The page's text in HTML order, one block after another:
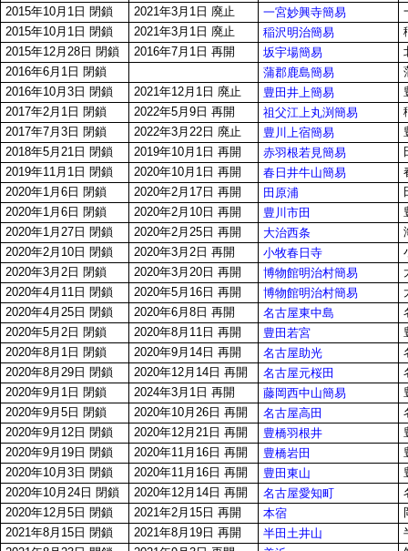
2015年10月1日 閉鎖
2021年3月1日 廃止 一宮妙興寺簡易
2015年10月1日 閉鎖
2021年3月1日 廃止 稲沢明治簡易
2015年12月28日 閉鎖
2016年7月1日 再開 坂宇場簡易
2016年6月1日 閉鎖
蒲郡鹿島簡易
2016年10月3日 閉鎖
2021年12月1日 廃止 豊田井上簡易
2017年2月1日 閉鎖
2022年5月9日 再開 祖父江上丸渕簡易
2017年7月3日 閉鎖
2022年3月22日 廃止 豊川上宿簡易
2018年5月21日 閉鎖
2019年10月1日 再開 赤羽根若見簡易
2019年11月1日 閉鎖
2020年10月1日 再開 春日井牛山簡易
2020年1月6日 閉鎖
2020年2月17日 再開 田原浦
2020年1月6日 閉鎖
2020年2月10日 再開 豊川市田
2020年1月27日 閉鎖
2020年2月25日 再開 大治西条
2020年2月10日 閉鎖
2020年3月2日 再開 小牧春日寺
2020年3月2日 閉鎖
2020年3月20日 再開 博物館明治村簡易
2020年4月11日 閉鎖
2020年5月16日 再開 博物館明治村簡易
2020年4月25日 閉鎖
2020年6月8日 再開 名古屋東中島
2020年5月2日 閉鎖
2020年8月11日 再開 豊田若宮
2020年8月1日 閉鎖
2020年9月14日 再開 名古屋助光
2020年8月29日 閉鎖
2020年12月14日 再開 名古屋元桜田
2020年9月1日 閉鎖
2024年3月1日 再開 藤岡西中山簡易
2020年9月5日 閉鎖
2020年10月26日 再開 名古屋高田
2020年9月12日 閉鎖
2020年12月21日 再開 豊橋羽根井
2020年9月19日 閉鎖
2020年11月16日 再開 豊橋岩田
2020年10月3日 閉鎖
2020年11月16日 再開 豊田東山
2020年10月24日 閉鎖
2020年12月14日 再開 名古屋愛知町
2020年12月5日 閉鎖
2021年2月15日 再開 本宿
2021年8月15日 閉鎖
2021年8月19日 再開 半田土井山